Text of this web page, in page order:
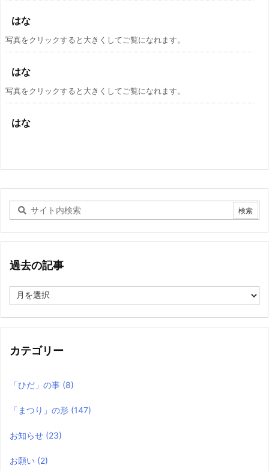
はな
写真をクリックすると大きくしてご覧になれます。
はな
写真をクリックすると大きくしてご覧になれます。
はな
過去の記事
去
記
カテゴリー
「ひだ」の事 (8)
「まつり」の形 (147)
お知らせ (23)
お願い (2)